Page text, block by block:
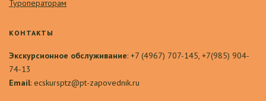
Туроператорам
КОНТАКТЫ
Экскурсионное обслуживание: +7 (4967) 707-145, +7(985) 904-
74-13
Email: ecskursptz@pt-zapovednik.ru